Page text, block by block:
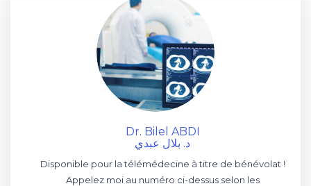
Dr. Bilel ABDI
د. بلال عبدي
Disponible pour la télémédecine à titre de bénévolat !
Appelez moi au numéro ci-dessus selon les